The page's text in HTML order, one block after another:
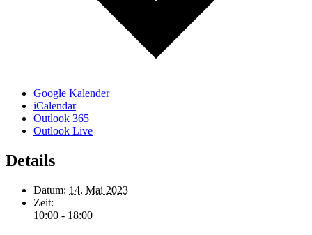
Google Kalender
iCalendar
Outlook 365
Outlook Live
Details
Datum: 14. Mai 2023
Zeit:
10:00 - 18:00